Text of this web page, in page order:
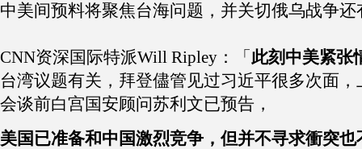
中美间预料将聚焦台海问题，并关切俄乌战争
CNN资深国际特派Will Ripley：「 此刻中美紧张
台湾议题有关，拜登儘管见过习近平很多次面
会谈前白宫国安顾问苏利文已预告，
美国已准备和中国激烈竞争，但并不寻求衝突